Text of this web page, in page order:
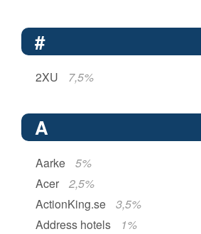
#
2XU 7,5%
A
Aarke
5%
Acer
2,5%
ActionKing.se
3,5%
Address hotels
1%